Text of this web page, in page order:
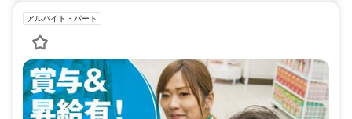
アルバイト・パート